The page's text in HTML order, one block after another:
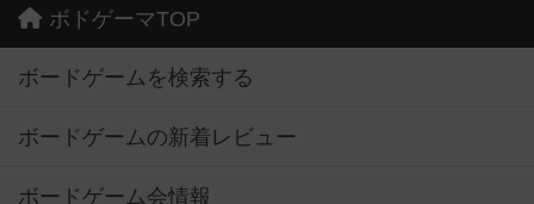
ボドゲーマTOP
ボードゲームを検索する
ボードゲームの新着レビュー
ボードゲーム会情報